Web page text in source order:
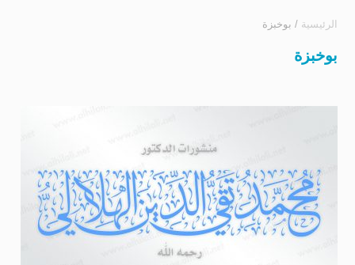
الرئيسية / بوخبزة
بوخبزة